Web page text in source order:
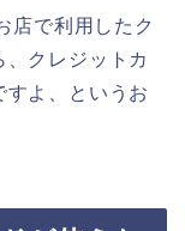
店で利用したク
クレジットカ
すよ、というお